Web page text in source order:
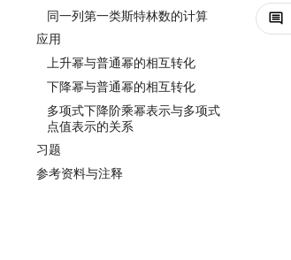
同一列第一类斯特林数的计算
应用
上升幂与普通幂的相互转化
下降幂与普通幂的相互转化
多项式下降阶乘幂表示与多项式
点值表示的关系
习题
参考资料与注释